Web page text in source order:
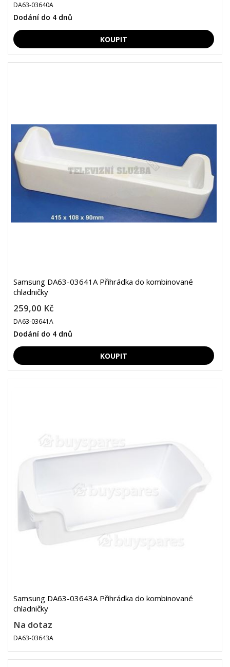
DA63-03640A
Dodání do 4 dnů
Samsung DA63-03641A Přihrádka do kombinované
chladničky
259,00 Kč
DA63-03641A
Dodání do 4 dnů
Samsung DA63-03643A Přihrádka do kombinované
chladničky
Na dotaz
DA63-03643A